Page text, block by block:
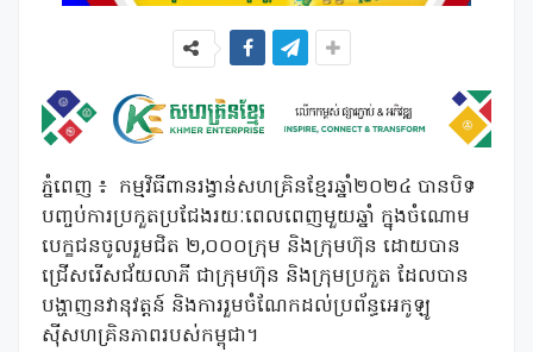
ភ្នំពេញ ៖ កម្មវិធីពានរង្វាន់សហគ្រិនខ្មែរឆ្នាំ២០២៤ បានបិទ
បញ្ចប់ការប្រកួតប្រជែងរយៈពេលពេញមួយឆ្នាំ ក្នុងចំណោម
បេក្ខជនចូលរួមជិត ២,០០០ក្រុម និងក្រុមហ៊ុន ដោយបាន
ជ្រើសរើសជ័យលាភី ជាក្រុមហ៊ុន និងក្រុមប្រកួត ដែលបាន
បង្ហាញនវានុវត្តន៍ និងការរួមចំណែកដល់ប្រព័ន្ធអេកូឡូ
ស៊ីសហគ្រិនភាពរបស់កម្ពុជា។